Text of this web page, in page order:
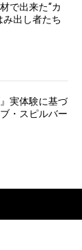
で出来た“カ
み出し者たち
実体験に基づ
・スピルバー